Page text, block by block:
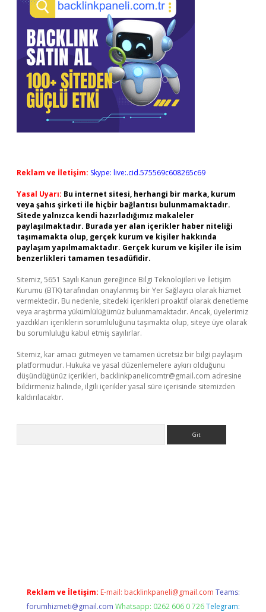
Reklam ve İletişim: Skype: live:.cid.575569c608265c69
Yasal Uyarı: Bu internet sitesi, herhangi bir marka, kurum
veya şahıs şirketi ile hiçbir bağlantısı bulunmamaktadır.
Sitede yalnızca kendi hazırladığımız makaleler
paylaşılmaktadır. Burada yer alan içerikler haber niteliği
taşımamakta olup, gerçek kurum ve kişiler hakkında
paylaşım yapılmamaktadır. Gerçek kurum ve kişiler ile isim
benzerlikleri tamamen tesadüfidir.
Sitemiz, 5651 Sayılı Kanun gereğince Bilgi Teknolojileri ve İletişim
Kurumu (BTK) tarafından onaylanmış bir Yer Sağlayıcı olarak hizmet
vermektedir. Bu nedenle, sitedeki içerikleri proaktif olarak denetleme
veya araştırma yükümlülüğümüz bulunmamaktadır. Ancak, üyelerimiz
yazdıkları içeriklerin sorumluluğunu taşımakta olup, siteye üye olarak
bu sorumluluğu kabul etmiş sayılırlar.
Sitemiz, kar amacı gütmeyen ve tamamen ücretsiz bir bilgi paylaşım
platformudur. Hukuka ve yasal düzenlemelere aykırı olduğunu
düşündüğünüz içerikleri, backlinkpanelicomtr@gmail.com adresine
bildirmeniz halinde, ilgili içerikler yasal süre içerisinde sitemizden
kaldırılacaktır.
Reklam ve İletişim: E-mail: backlinkpaneli@gmail.com Teams:
forumhizmeti@gmail.com Whatsapp: 0262 606 0 726 Telegram: